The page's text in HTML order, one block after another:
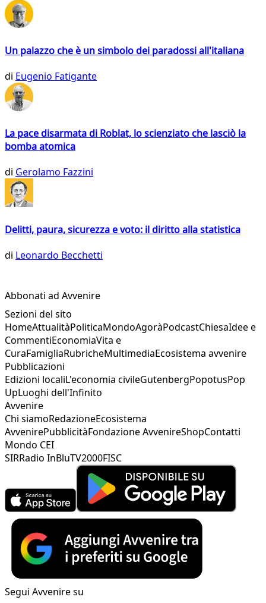
Un palazzo che è un simbolo dei paradossi all'italiana
di Eugenio Fatigante
La pace disarmata di Roblat, lo scienziato che lasciò la
bomba atomica
di Gerolamo Fazzini
Delitti, paura, sicurezza e voto: il diritto alla statistica
di Leonardo Becchetti
Abbonati ad Avvenire
Sezioni del sito
HomeAttualitàPoliticaMondoAgoràPodcastChiesaIdee e
CommentiEconomiaVita e
CuraFamigliaRubricheMultimediaEcosistema avvenire
Pubblicazioni
Edizioni localiL'economia civileGutenbergPopotusPop
UpLuoghi dell'Infinito
Avvenire
Chi siamoRedazioneEcosistema
AvvenirePubblicitàFondazione AvvenireShopContatti
Mondo CEI
SIRRadio InBluTV2000FISC
Segui Avvenire su